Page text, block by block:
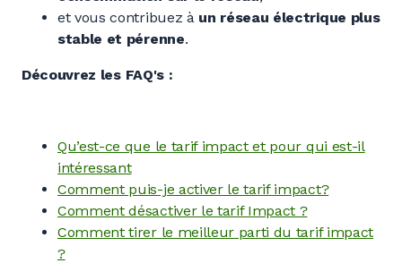
et vous contribuez à un réseau électrique plus
stable et pérenne.
Découvrez les FAQ's :
Qu’est-ce que le tarif impact et pour qui est-il
intéressant
Comment puis-je activer le tarif impact?
Comment désactiver le tarif Impact ?
Comment tirer le meilleur parti du tarif impact
?